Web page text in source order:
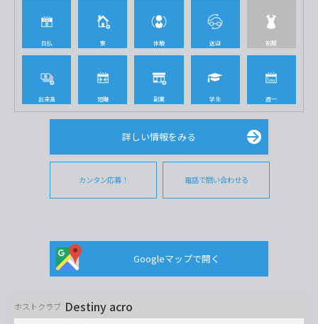
日払 寮 体験 送迎 制服
出来高 短期 副業 学生 週一
詳しい情報をみる
カンタン応募！ 電話で問い合わせる
Googleマップで開く
ホストクラブ Destiny acro